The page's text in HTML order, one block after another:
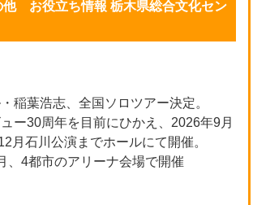
他 お役立ち情報 栃木県総合文化セン
稲葉浩志、全国ソロツアー決定。
ー30周年を目前にひかえ、2026年9月
月石川公演までホールにて開催。
、4都市のアリーナ会場で開催